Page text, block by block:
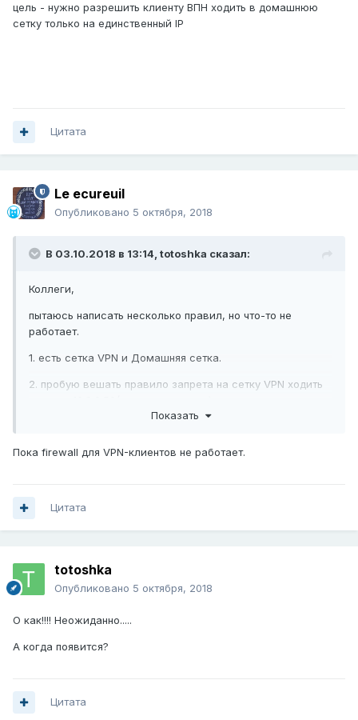
цель - нужно разрешить клиенту ВПН ходить в домашнюю
сетку только на единственный IP
Цитата
Le ecureuil
Опубликовано 5 октября, 2018
В 03.10.2018 в 13:14, totoshka сказал:
Коллеги,
пытаюсь написать несколько правил, но что-то не
работает.
1. есть сетка VPN и Домашняя сетка.
2. пробую вешать правило запрета на сетку VPN ходить
172.16.3.120(адрес назначения) Пробовал все протоколы
3. пробую вешать правило запрета на Домашнюю сетку
недопонимаю логику работы.
домашнюю сетку только на единственный IP
Показать
Пока firewall для VPN-клиентов не работает.
Цитата
totoshka
Опубликовано 5 октября, 2018
О как!!!! Неожиданно.....
А когда появится?
Цитата